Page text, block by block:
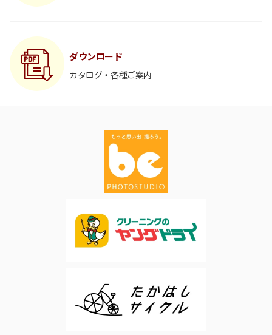
ダウンロード
カタログ・各種ご案内